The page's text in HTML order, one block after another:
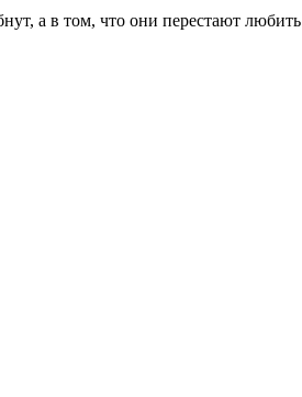
а в том, что они перестают любить